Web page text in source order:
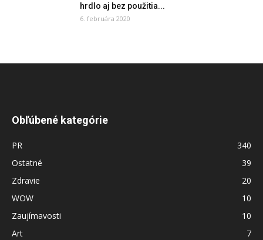
hrdlo aj bez použitia...
6. februára 2020
Obľúbené kategórie
PR
340
Ostatné
39
Zdravie
20
WOW
10
Zaujímavosti
10
Art
7